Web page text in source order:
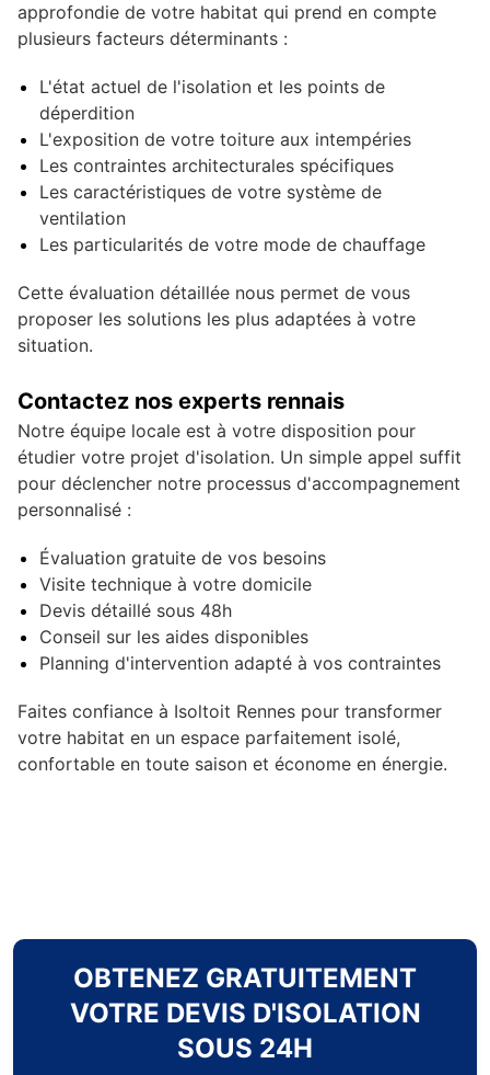
approfondie de votre habitat qui prend en compte
plusieurs facteurs déterminants :
L'état actuel de l'isolation et les points de
déperdition
L'exposition de votre toiture aux intempéries
Les contraintes architecturales spécifiques
Les caractéristiques de votre système de
ventilation
Les particularités de votre mode de chauffage
Cette évaluation détaillée nous permet de vous
proposer les solutions les plus adaptées à votre
situation.
Contactez nos experts rennais
Notre équipe locale est à votre disposition pour
étudier votre projet d'isolation. Un simple appel suffit
pour déclencher notre processus d'accompagnement
personnalisé :
Évaluation gratuite de vos besoins
Visite technique à votre domicile
Devis détaillé sous 48h
Conseil sur les aides disponibles
Planning d'intervention adapté à vos contraintes
Faites confiance à Isoltoit Rennes pour transformer
votre habitat en un espace parfaitement isolé,
confortable en toute saison et économe en énergie.
OBTENEZ GRATUITEMENT
VOTRE DEVIS D'ISOLATION
SOUS 24H